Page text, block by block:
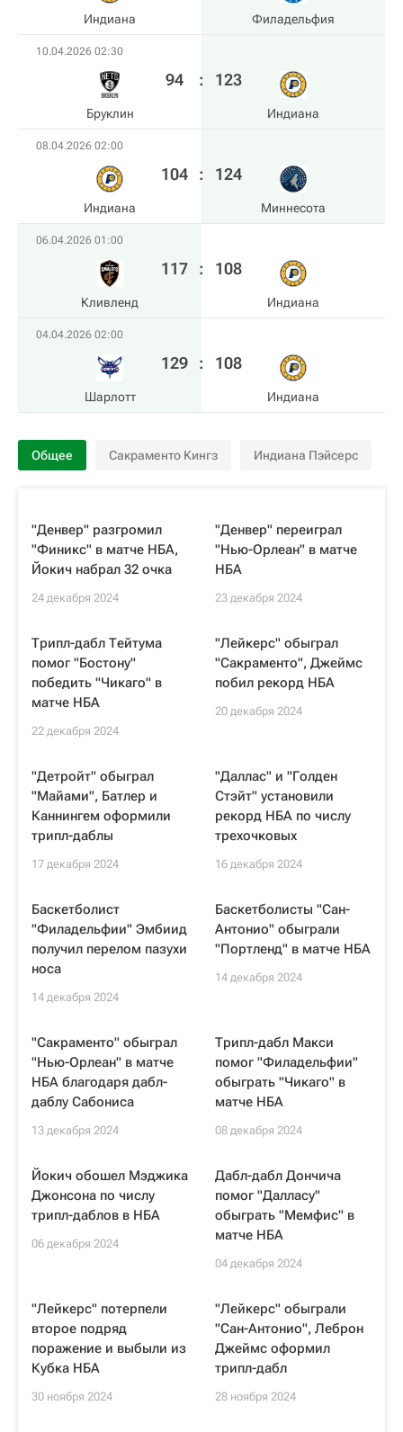
Индиана Филадельфия
10.04.2026 02:30
Бруклин
94 : 123
Индиана
08.04.2026 02:00
Индиана
104 : 124
Миннесота
06.04.2026 01:00
Кливленд
117 : 108
Индиана
04.04.2026 02:00
Шарлотт
129 : 108
Индиана
Общее Сакраменто Кингз Индиана Пэйсерс
"Денвер" разгромил
"Финикс" в матче НБА,
Йокич набрал 32 очка
24 декабря 2024
"Денвер" переиграл
"Нью-Орлеан" в матче
НБА
23 декабря 2024
Трипл-дабл Тейтума
помог "Бостону"
победить "Чикаго" в
матче НБА
22 декабря 2024
"Лейкерс" обыграл
"Сакраменто", Джеймс
побил рекорд НБА
20 декабря 2024
"Детройт" обыграл
"Майами", Батлер и
Каннингем оформили
трипл-даблы
17 декабря 2024
"Даллас" и "Голден
Стэйт" установили
рекорд НБА по числу
трехочковых
16 декабря 2024
Баскетболист
"Филадельфии" Эмбиид
получил перелом пазухи
носа
14 декабря 2024
Баскетболисты "Сан-
Антонио" обыграли
"Портленд" в матче НБА
14 декабря 2024
"Сакраменто" обыграл
"Нью-Орлеан" в матче
НБА благодаря дабл-
даблу Сабониса
13 декабря 2024
Трипл-дабл Макси
помог "Филадельфии"
обыграть "Чикаго" в
матче НБА
08 декабря 2024
Йокич обошел Мэджика
Джонсона по числу
трипл-даблов в НБА
06 декабря 2024
Дабл-дабл Дончича
помог "Далласу"
обыграть "Мемфис" в
матче НБА
04 декабря 2024
"Лейкерс" потерпели
второе подряд
поражение и выбыли из
Кубка НБА
30 ноября 2024
"Лейкерс" обыграли
"Сан-Антонио", Леброн
Джеймс оформил
трипл-дабл
28 ноября 2024